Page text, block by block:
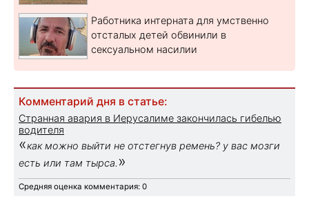
Работника интерната для умственно
отсталых детей обвинили в
сексуальном насилии
Комментарий дня в статье:
Странная авария в Иерусалиме закончилась гибелью
водителя
«как можно выйти не отстегнув ремень? у вас мозги
есть или там тырса. »
Средняя оценка комментария: 0